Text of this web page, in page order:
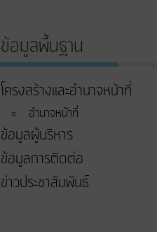
ข้อมูลพื้นฐาน
โครงสร้างและอำนาจหน้าที่
อำนาจหน้าที่
ข้อมูลผู้บริหาร
ข้อมูลการติดต่อ
ข่าวประชาสัมพันธ์